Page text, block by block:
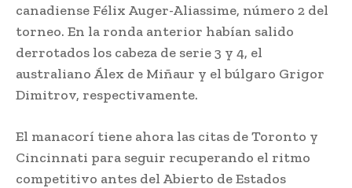
canadiense Félix Auger-Aliassime, número 2 del
torneo. En la ronda anterior habían salido
derrotados los cabeza de serie 3 y 4, el
australiano Álex de Miñaur y el búlgaro Grigor
Dimitrov, respectivamente.
El manacorí tiene ahora las citas de Toronto y
Cincinnati para seguir recuperando el ritmo
competitivo antes del Abierto de Estados